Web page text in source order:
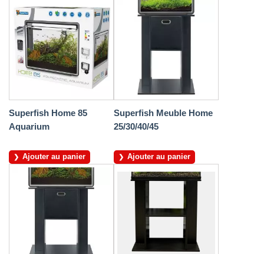
Superfish Home 85
Aquarium
Ajouter au panier
Superfish Meuble Home
25/30/40/45
Ajouter au panier